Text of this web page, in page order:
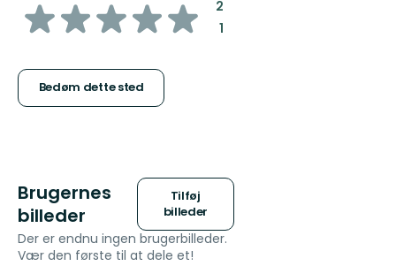
ud
5
Bedøm dette sted
2:
1:
Brugernes
billeder
Tilføj
billeder
Der er endnu ingen brugerbilleder.
Vær den første til at dele et!